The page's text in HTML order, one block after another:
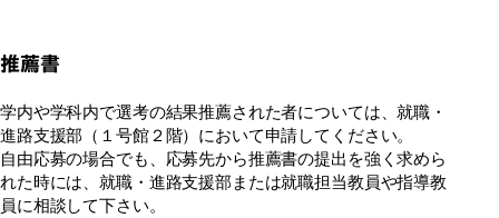
推薦書
学内や学科内で選考の結果推薦された者については、就職・
進路支援部（１号館２階）において申請してください。
自由応募の場合でも、応募先から推薦書の提出を強く求めら
れた時には、就職・進路支援部または就職担当教員や指導教
員に相談して下さい。